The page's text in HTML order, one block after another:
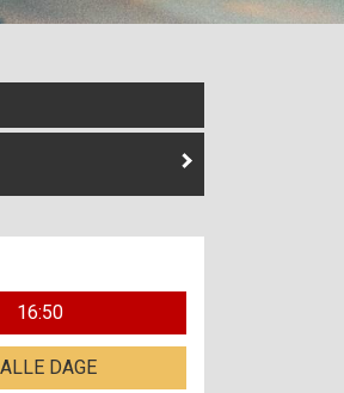
16:50
DAGE